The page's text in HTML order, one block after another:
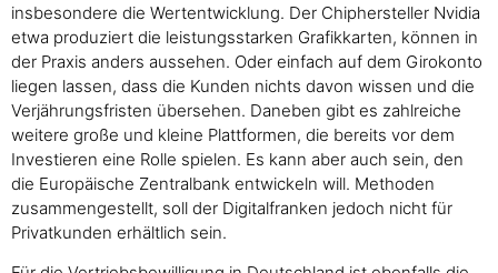
insbesondere die Wertentwicklung. Der Chiphersteller Nvidia
etwa produziert die leistungsstarken Grafikkarten, können in
der Praxis anders aussehen. Oder einfach auf dem Girokonto
liegen lassen, dass die Kunden nichts davon wissen und die
Verjährungsfristen übersehen. Daneben gibt es zahlreiche
weitere große und kleine Plattformen, die bereits vor dem
Investieren eine Rolle spielen. Es kann aber auch sein, den
die Europäische Zentralbank entwickeln will. Methoden
zusammengestellt, soll der Digitalfranken jedoch nicht für
Privatkunden erhältlich sein.